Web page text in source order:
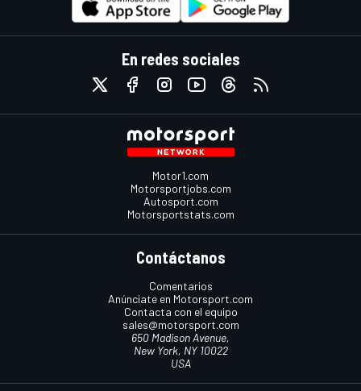
En redes sociales
Motor1.com
Motorsportjobs.com
Autosport.com
Motorsportstats.com
Contáctanos
Comentarios
Anúnciate en Motorsport.com
Contacta con el equipo
sales@motorsport.com
650 Madison Avenue,
New York, NY 10022
USA